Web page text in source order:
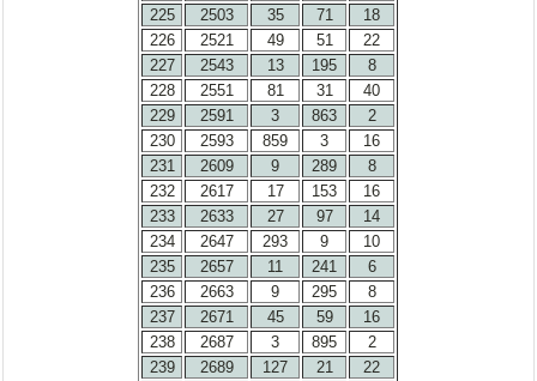
225
2503 35 71
18
226
2521 49 51
22
227
2543 13 195
8
228
2551 81 31
40
229
2591 3 863
2
230
2593 859 3
16
231
2609 9 289
8
232
2617 17 153
16
233
2633 27 97
14
234
2647 293 9
10
235
2657 11 241
6
236
2663 9 295
8
237
2671 45 59
16
238
2687 3 895
2
239
2689 127 21
22